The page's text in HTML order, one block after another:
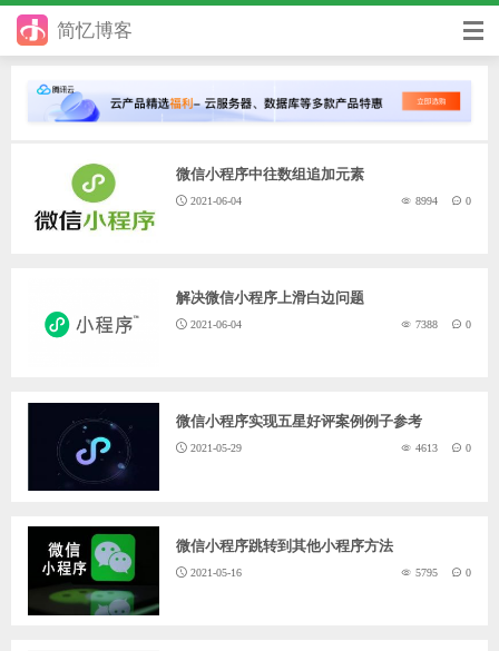
简忆博客
首页
前端
手册
其它
优秀个人博客
省钱帮
登录
微信小程序中往数组追加元素
2021-06-04 8994 0
解决微信小程序上滑白边问题
2021-06-04 7388 0
微信小程序实现五星好评案例例子参考
2021-05-29 4613 0
微信小程序跳转到其他小程序方法
2021-05-16 5795 0